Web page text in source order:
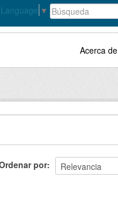
▼
Acerca de
por